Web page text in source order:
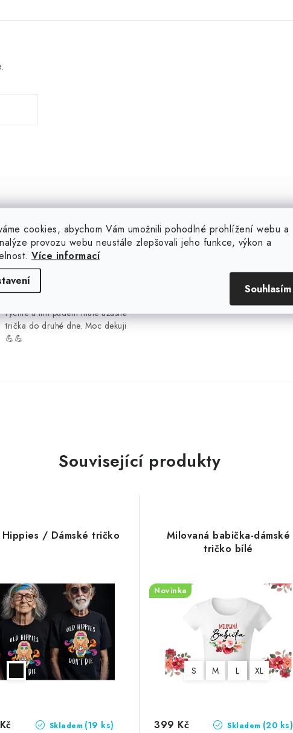
cookies, abychom Vám umožnili pohodlné prohlížení webu a
provozu webu neustále zlepšovali jeho funkce, výkon a
Více informací
Souhlasím
Martin
27.7.2026
Můžu jedině doporučit, protože
i když je Váš svědek idiot a
objedná něco úplně jiného, tak
rychle a tím pádem mate úžasné
trička do druhé dne. Moc dekuji
💪💪
sajpíno
1.7.2026
Související produkty
/ Dámské tričko
Skladem (19 ks)
Milovaná babička-dámské
tričko bílé
Novinka
S M L XL
Skladem (20 ks)
399 Kč